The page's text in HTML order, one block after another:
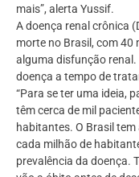
mais”, alerta Yussif.
A doença renal crônica
morte no Brasil, com 40
alguma disfunção
doença a tempo de
“Para se ter uma ideia,
têm cerca de mil
habitantes. O Brasil
cada milhão de
prevalência da doença.